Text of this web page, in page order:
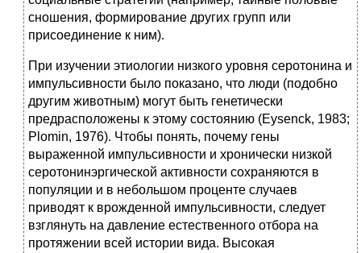
сношения, формирование других групп или
присоединение к ним).
При изучении этиологии низкого уровня серотонина и
импульсивности было показано, что люди (подобно
другим животным) могут быть генетически
предрасположены к этому состоянию (Eysenck, 1983;
Plomin, 1976). Чтобы понять, почему гены
выраженной импульсивности и хронически низкой
серотонинэргической активности сохраняются в
популяции и в небольшом проценте случаев
приводят к врожденной импульсивности, следует
взглянуть на давление естественного отбора на
протяжении всей истории вида. Высокая